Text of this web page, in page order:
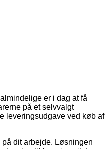
er i dag at få
på et selvvalgt
leveringsudgave ved køb af
dit arbejde. Løsningen